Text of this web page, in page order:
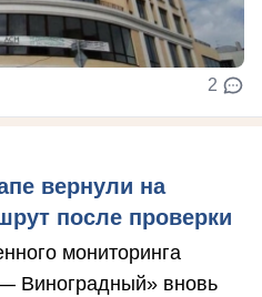
2
вернули на
после проверки
мониторинга
Виноградный» вновь